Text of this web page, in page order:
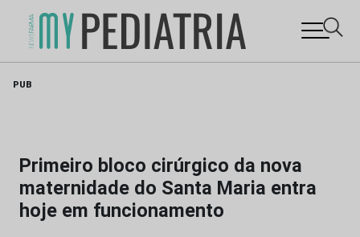
PUB
Primeiro bloco cirúrgico da nova
maternidade do Santa Maria entra
hoje em funcionamento